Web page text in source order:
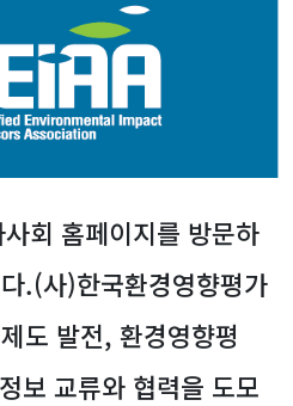
회 홈페이지를 방문하
.(사)한국환경영향평가
도 발전, 환경영향평
보 교류와 협력을 도모